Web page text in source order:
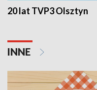
20 lat TVP3 Olsztyn
INNE